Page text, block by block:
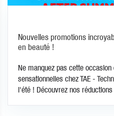
Nouvelles promotions
en beauté !
Ne manquez pas cette
sensationnelles chez TAE -
l'été ! Découvrez nos